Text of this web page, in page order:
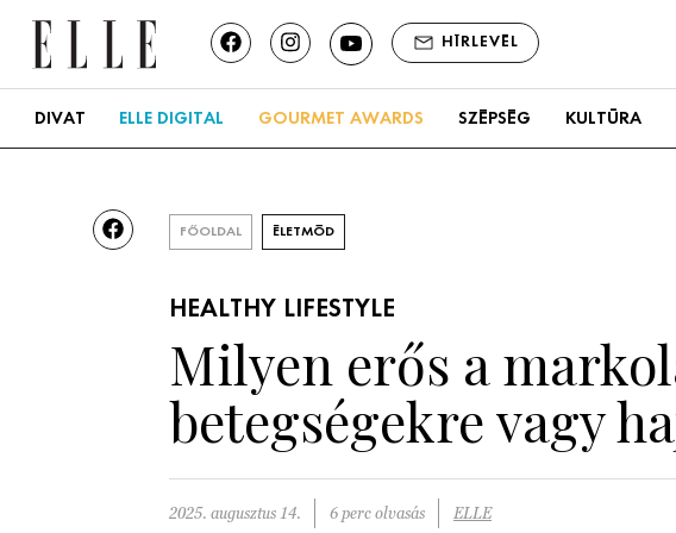
HÍRLEVÉL
DIVAT ELLE DIGITAL GOURMET AWARDS SZÉPSÉG KULTÚRA
FŐOLDAL ÉLETMÓD
HEALTHY LIFESTYLE
Milyen erős a
betegségekre vagy
2025. augusztus 14. 6 perc olvasás ELLE